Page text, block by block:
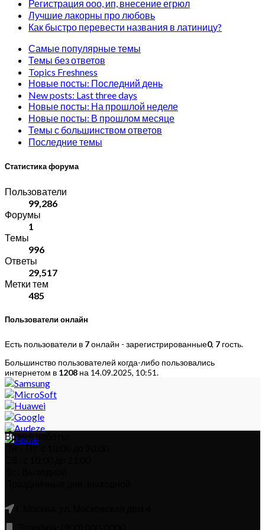
Регистрация ооо, ип, внесение егрюл
Лучшие лакорны про любовь
Как быстро перевести названия в латиницу?
Самые популярные темы
Темы без ответов
Topics Freshness
Новые посты: Последний день
New posts: Last three days
Новые посты: На прошлой неделе
Новые посты: В прошлом месяце
Темы с большинством ответов
Последние темы
Статистика форума
Пользователи
99,286
Форумы
1
Темы
996
Ответы
29,517
Метки тем
485
Пользователи онлайн
Есть пользователи в 7онлайн - зарегистрированные0, 7 гость.
Большинство пользователей когда-либо пользовались
интернетом в 1208 на 14.09.2025, 10:51.
Время работы:
Пн – Пт: с 10:00 до 20:00